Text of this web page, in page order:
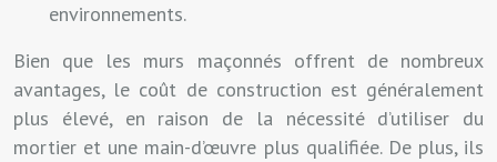
environnements.
Bien que les murs maçonnés offrent de nombreux
avantages, le coût de construction est généralement
plus élevé, en raison de la nécessité d’utiliser du
mortier et une main-d’œuvre plus qualifiée. De plus, ils